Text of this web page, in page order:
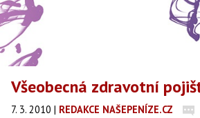
Všeobecná zdravotní
7. 3. 2010 | REDAKCE NAŠEPENÍZE.CZ